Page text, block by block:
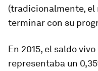
(tradicionalmente, el
terminar con su
En 2015, el saldo
representaba un